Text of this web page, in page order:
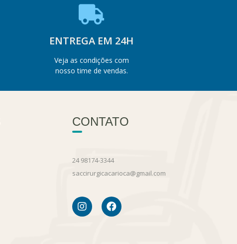
ENTREGA EM 24H
Veja as condições com
nosso time de vendas.
CONTATO
24 98174-3344
saccirurgicacarioca@gmail.com